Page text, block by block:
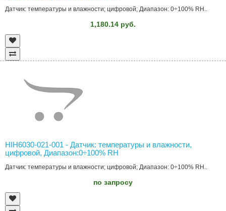
Датчик: температуры и влажности; цифровой; Диапазон: 0÷100% RH..
1,180.14 руб.
HIH6030-021-001 - Датчик: температуры и влажности,
цифровой, Диапазон:0÷100% RH
Датчик: температуры и влажности; цифровой; Диапазон: 0÷100% RH..
по запросу